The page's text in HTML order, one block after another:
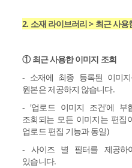
2. 소재 라이브러리 > 최근 사용
① 최근 사용한 이미지 조회
- 소재에 최종 등록된 이미
원본은 제공하지 않습니다.
- '업로드 이미지 조건'에 부
조회되는 모든 이미지는 편집
업로드 편집 기능과 동일)
- 사이즈 별 필터를 제공하
있습니다.